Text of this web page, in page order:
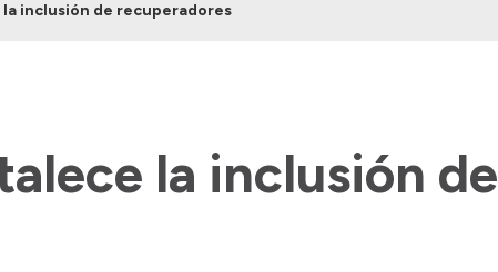
inclusión de recuperadores
la inclusión de